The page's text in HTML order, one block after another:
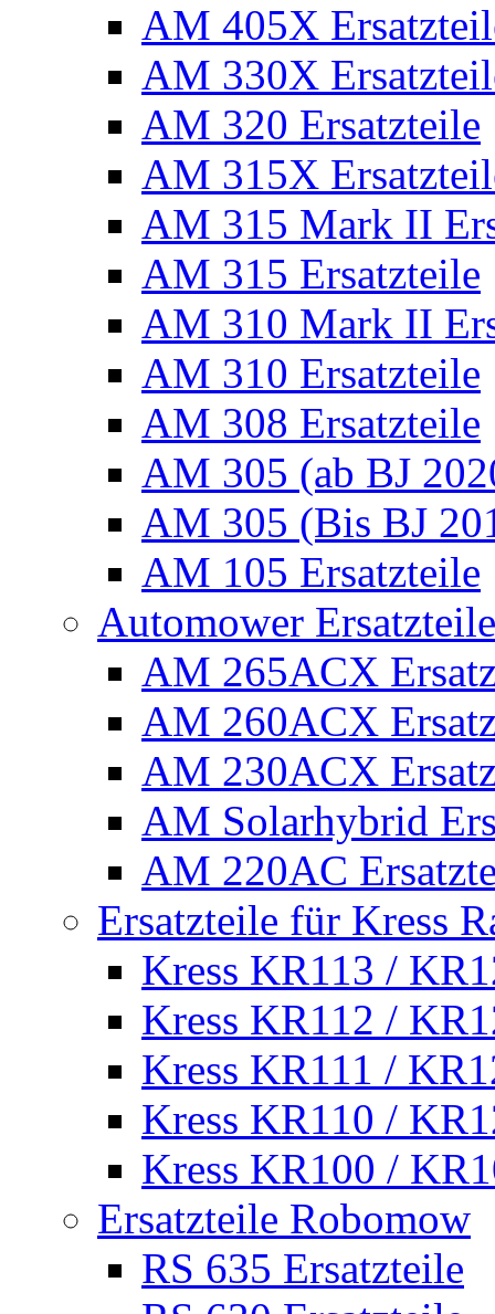
AM 405X
AM 330X
AM 320 Ersatzteile
AM 315X
AM 315 Mark II
AM 315 Ersatzteile
AM 310 Mark II
AM 310 Ersatzteile
AM 308 Ersatzteile
AM 305 (ab BJ
AM 305 (Bis BJ
AM 105 Ersatzteile
Automower
AM 265ACX
AM 260ACX
AM 230ACX
AM Solarhybrid
AM 220AC
Ersatzteile für Kress
Kress KR113 /
Kress KR112 /
Kress KR111 /
Kress KR110 /
Kress KR100 /
Ersatzteile Robomow
RS 635 Ersatzteile